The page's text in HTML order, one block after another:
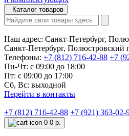
Каталог товаров
Наш адрес: Санкт-Петербург,
Санкт-Петербург, Полюстровский
Телефоны: +7 (812) 716-42-88 +7
Пн-Чт: с 09:00 до 18:00
Пт: с 09:00 до 17:00
Сб, Вс: выходной
Перейти в контакты
+7 (812) 716-42-88 +7 (921) 363-02-
0 0 р.